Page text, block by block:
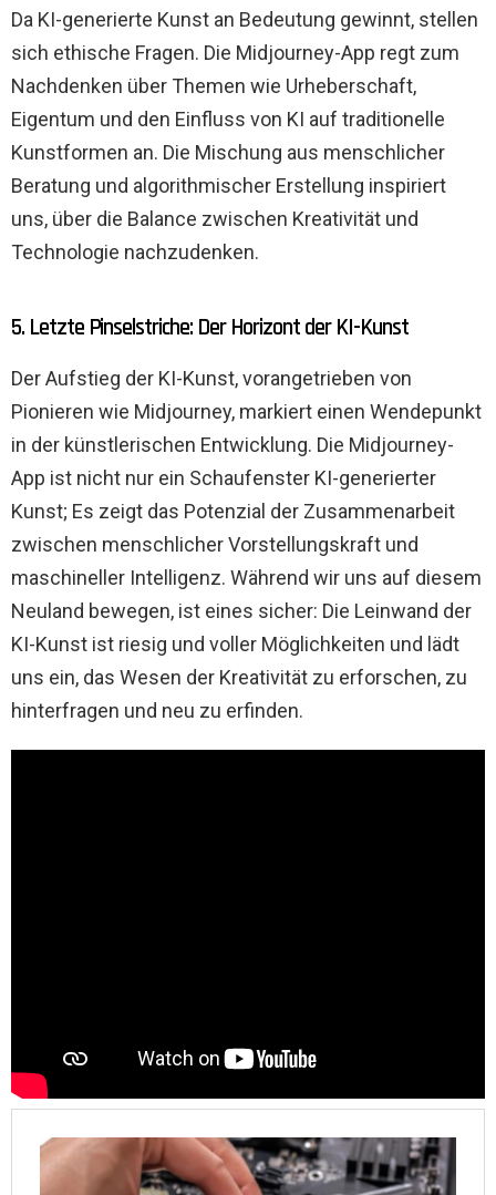
Da KI-generierte Kunst an Bedeutung gewinnt, stellen
sich ethische Fragen. Die Midjourney-App regt zum
Nachdenken über Themen wie Urheberschaft,
Eigentum und den Einfluss von KI auf traditionelle
Kunstformen an. Die Mischung aus menschlicher
Beratung und algorithmischer Erstellung inspiriert
uns, über die Balance zwischen Kreativität und
Technologie nachzudenken.
5. Letzte Pinselstriche: Der Horizont der KI-Kunst
Der Aufstieg der KI-Kunst, vorangetrieben von
Pionieren wie Midjourney, markiert einen Wendepunkt
in der künstlerischen Entwicklung. Die Midjourney-
App ist nicht nur ein Schaufenster KI-generierter
Kunst; Es zeigt das Potenzial der Zusammenarbeit
zwischen menschlicher Vorstellungskraft und
maschineller Intelligenz. Während wir uns auf diesem
Neuland bewegen, ist eines sicher: Die Leinwand der
KI-Kunst ist riesig und voller Möglichkeiten und lädt
uns ein, das Wesen der Kreativität zu erforschen, zu
hinterfragen und neu zu erfinden.